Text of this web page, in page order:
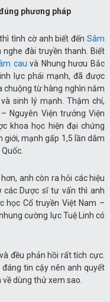
phương pháp
tình cờ anh biết đếnSâm
đài truyền thanh. Biết
cau và Nhung hươu Bắc
lực phái mạnh, đã được
chuộng từ hàng nghìn năm
sinh lý mạnh. Thậm chí,
Nguyên Viện trưởng Viện
khoa học hiện đại chứng
mạnh gấp 1,5 lần dâm
anh còn ra hỏi các hiệu
các Dược sĩ tư vấn thì anh
học Cổ truyền Việt Nam –
cường lực Tuệ Linh có
đều phản hồi rất tích cực.
tin cậy nên anh quyết
dùng thử xem sao.